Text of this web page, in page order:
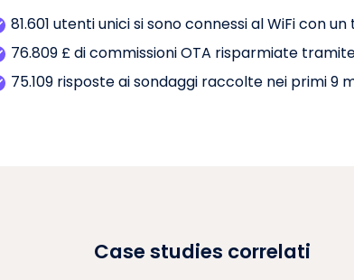
81.601 utenti unici si sono connessi al WiFi con
76.809 £ di commissioni OTA risparmiate
75.109 risposte ai sondaggi raccolte nei primi 9
Case studies correlati